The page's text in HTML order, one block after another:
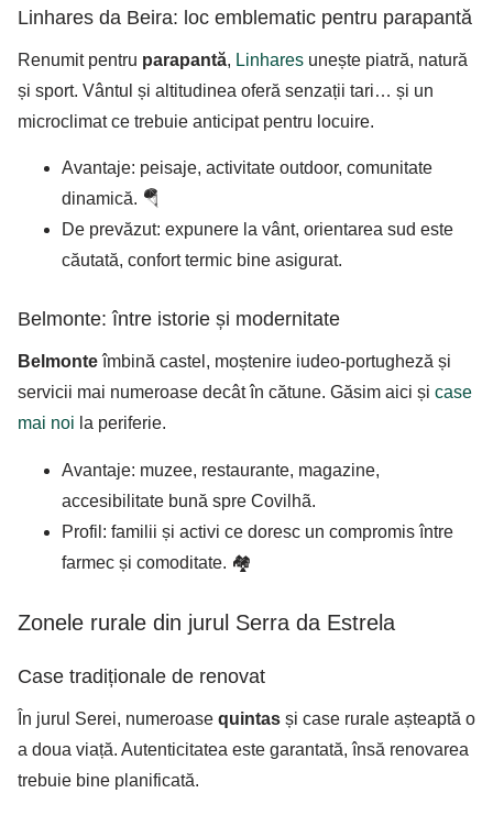
Linhares da Beira: loc emblematic pentru parapantă
Renumit pentru parapantă, Linhares unește piatră, natură
și sport. Vântul și altitudinea oferă senzații tari… și un
microclimat ce trebuie anticipat pentru locuire.
Avantaje: peisaje, activitate outdoor, comunitate
dinamică. 🪂
De prevăzut: expunere la vânt, orientarea sud este
căutată, confort termic bine asigurat.
Belmonte: între istorie și modernitate
Belmonteîmbină castel, moștenire iudeo-portugheză și
servicii mai numeroase decât în cătune. Găsim aici și case
mai noi la periferie.
Avantaje: muzee, restaurante, magazine,
accesibilitate bună spre Covilhã.
Profil: familii și activi ce doresc un compromis între
farmec și comoditate. 🏘️
Zonele rurale din jurul Serra da Estrela
Case tradiționale de renovat
În jurul Serei, numeroase quintas și case rurale așteaptă o
a doua viață. Autenticitatea este garantată, însă renovarea
trebuie bine planificată.